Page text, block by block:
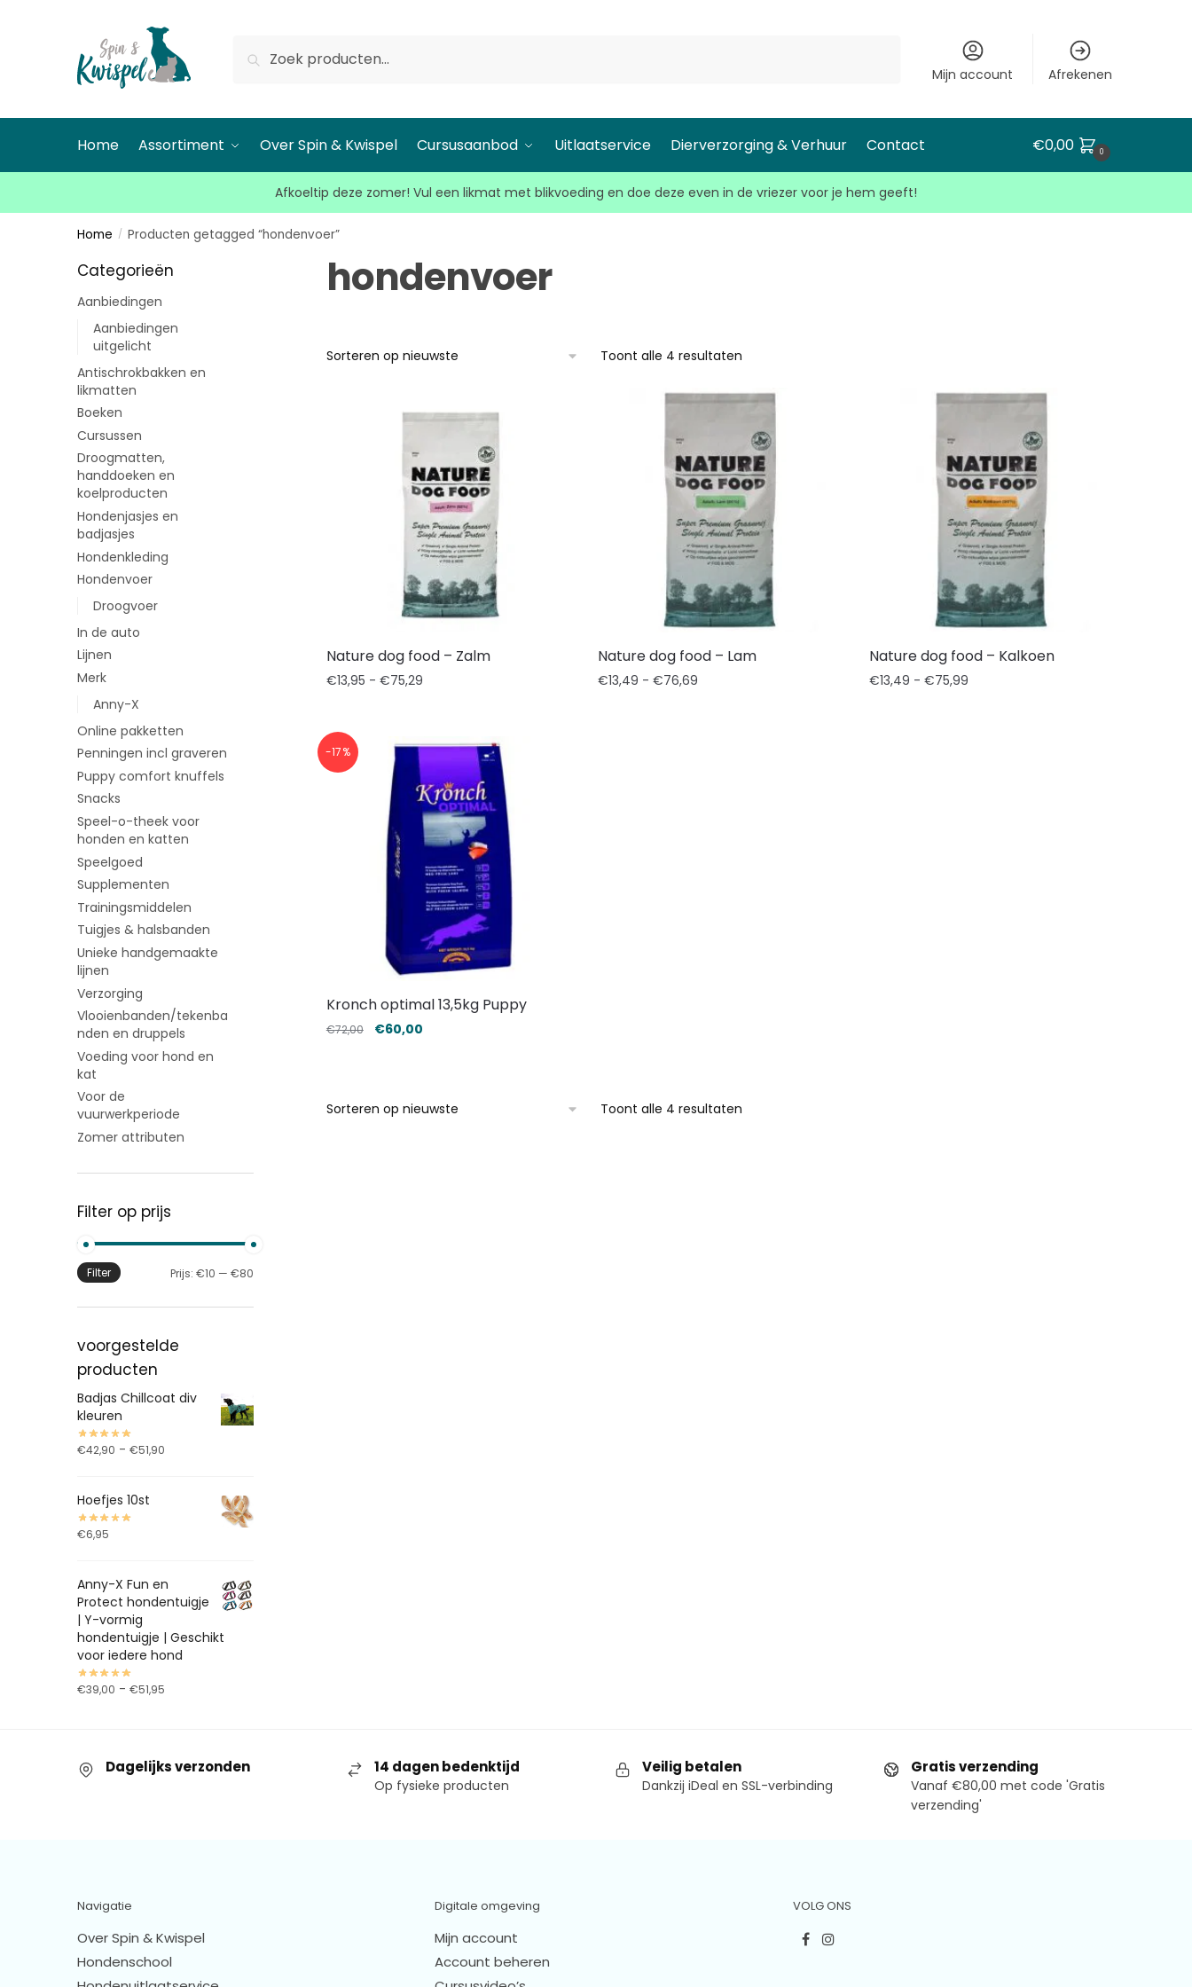
Mijn account Afrekenen
Home Assortiment Over Spin & Kwispel Cursusaanbod Uitlaatservice Dierverzorging & Verhuur Contact €0,00 0
Afkoeltip deze zomer! Vul een likmat met blikvoeding en doe deze even in de vriezer voor je hem geeft!
Home / Producten getagged “hondenvoer”
hondenvoer
Toont alle 4 resultaten
Nature dog food – Zalm
€13,95 - €75,29
Nature dog food – Lam
€13,49 - €76,69
Nature dog food – Kalkoen
€13,49 - €75,99
-17%
Kronch optimal 13,5kg Puppy
€72,00 €60,00
Toont alle 4 resultaten
Categorieën
Aanbiedingen
Aanbiedingen
uitgelicht
Antischrokbakken en
likmatten
Boeken
Cursussen
Droogmatten,
handdoeken en
koelproducten
Hondenjasjes en
badjasjes
Hondenkleding
Hondenvoer
Droogvoer
In de auto
Lijnen
Merk
Anny-X
Online pakketten
Penningen incl graveren
Puppy comfort knuffels
Snacks
Speel-o-theek voor
honden en katten
Speelgoed
Supplementen
Trainingsmiddelen
Tuigjes & halsbanden
Unieke handgemaakte
lijnen
Verzorging
Vlooienbanden/tekenba
nden en druppels
Voeding voor hond en
kat
Voor de
vuurwerkperiode
Zomer attributen
Filter op prijs
Filter Prijs: €10 — €80
voorgestelde
producten
Badjas Chillcoat div
kleuren
€42,90 - €51,90
Hoefjes 10st
€6,95
Anny-X Fun en
Protect hondentuigje
| Y-vormig
hondentuigje | Geschikt
voor iedere hond
€39,00 - €51,95
Dagelijks verzonden 14 dagen bedenktijd
Op fysieke producten
Veilig betalen
Dankzij iDeal en SSL-verbinding
Gratis verzending
Vanaf €80,00 met code 'Gratis
verzending'
Navigatie
Over Spin & Kwispel
Hondenschool
Digitale omgeving
Mijn account
Account beheren
VOLG ONS